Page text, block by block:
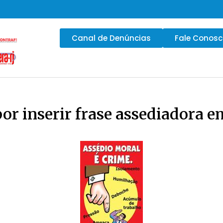
Canal de Denúncias Fale
inserir frase assediadora